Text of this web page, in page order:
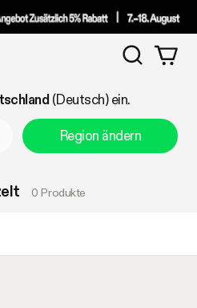
Suchen
(Deutsch) ein.
Region ändern
0 Produkte